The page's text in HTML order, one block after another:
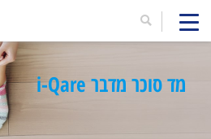
מד סוכר מדבר i-Qare